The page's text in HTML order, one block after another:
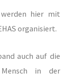
werden hier mit
organisiert.
auch auf die
in der